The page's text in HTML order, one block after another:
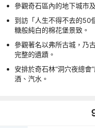
參觀奇石區內的地下城市
到訪「人生不得不去的50
糖般純白的棉花堡景致。
參觀著名以弗所古城，乃
完整的遺蹟。
安排於奇石林“洞穴夜總
酒、汽水。